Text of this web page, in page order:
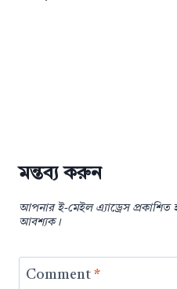
মন্তব্য করুন
আপনার ই-মেইল এ্যাড্রেস প্রকাশিত
আবশ্যক।
Comment *